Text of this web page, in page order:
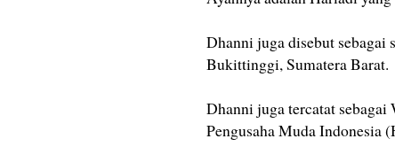
Dhanni juga disebut sebagai
Bukittinggi, Sumatera Barat.
Dhanni juga tercatat
Pengusaha Muda Indonesia